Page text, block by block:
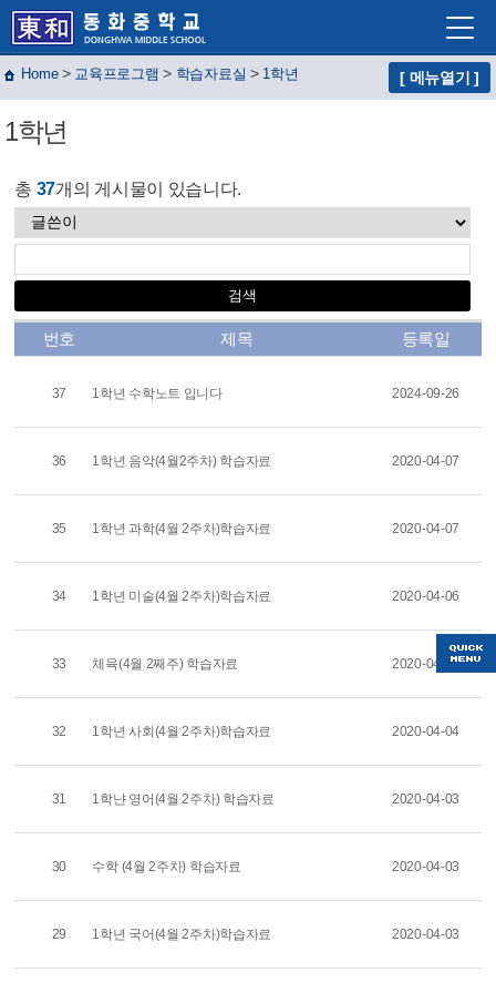
Home> 교육프로그램 > 학습자료실 > 1학년 [ 메뉴열기 ]
1학년
총 37개의 게시물이 있습니다.
번호 제목 등록일
37 1학년 수학노트 입니다 2024-09-26
36 1학년 음악(4월2주차) 학습자료 2020-04-07
35 1학년 과학(4월 2주차)학습자료 2020-04-07
34 1학년 미술(4월 2주차)학습자료 2020-04-06
33 체육(4월 2째주) 학습자료 2020-04-06
32 1학년 사회(4월 2주차)학습자료 2020-04-04
31 1학냔 영어(4월 2주차) 학습자료 2020-04-03
30 수학 (4월 2주차) 학습자료 2020-04-03
29 1학년 국어(4월 2주차)학습자료 2020-04-03